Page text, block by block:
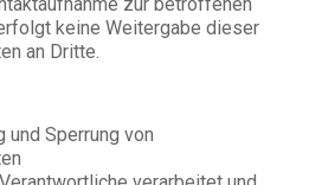
keine Weitergabe dieser
an Dritte.
und Sperrung von